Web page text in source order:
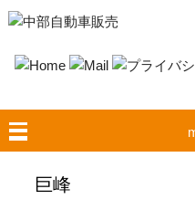
巨峰